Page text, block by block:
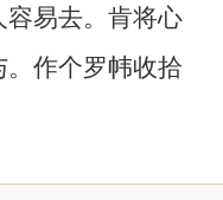
容易去。肯将心
作个罗帏收拾